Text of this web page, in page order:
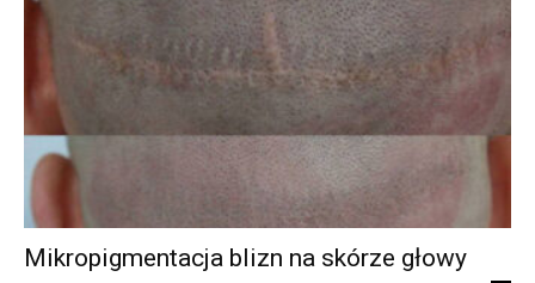
Mikropigmentacja blizn na skórze głowy